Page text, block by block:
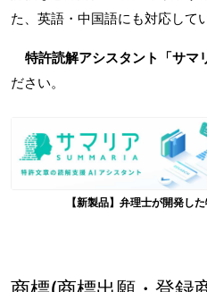
た、英語・中国語にも対応して
特許読解アシスタント「サマ
ださい。
【新製品】弁理士が開発し